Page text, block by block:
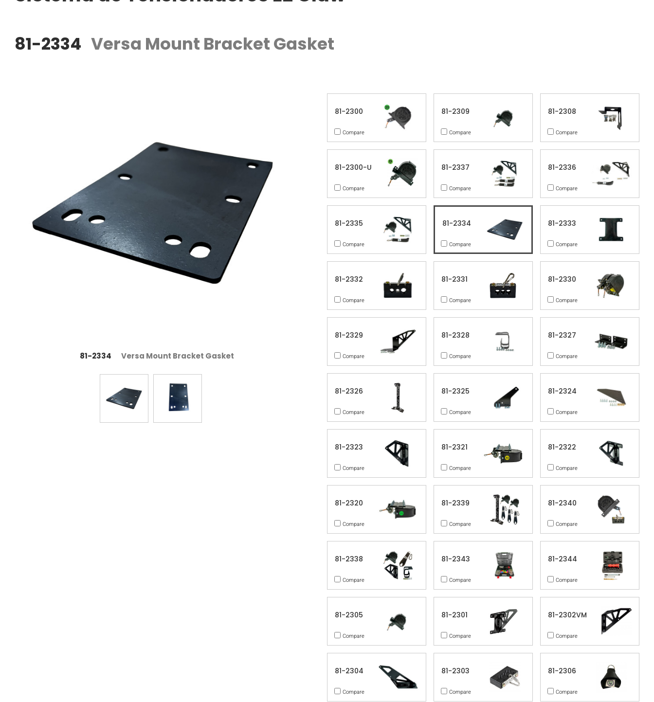
81-2334 Versa Mount Bracket Gasket
81-2334 Versa Mount Bracket Gasket
81-2300
Compare
81-2309
Compare
81-2308
Compare
81-2300-U
Compare
81-2337
Compare
81-2336
Compare
81-2335
Compare
81-2334
Compare
81-2333
Compare
81-2332
Compare
81-2331
Compare
81-2330
Compare
81-2329
Compare
81-2328
Compare
81-2327
Compare
81-2326
Compare
81-2325
Compare
81-2324
Compare
81-2323
Compare
81-2321
Compare
81-2322
Compare
81-2320
Compare
81-2339
Compare
81-2340
Compare
81-2338
Compare
81-2343
Compare
81-2344
Compare
81-2305
Compare
81-2301
Compare
81-2302VM
Compare
81-2304
Compare
81-2303
Compare
81-2306
Compare